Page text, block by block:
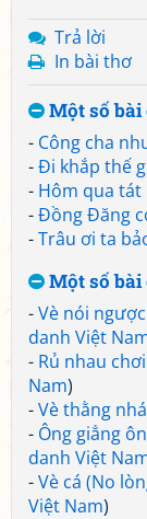
Trả lời
In bài thơ
Một số
- Công cha
-Đi khắp thế
- Hôm qua
-Đồng Đăng
-Trâu ơi ta
Một số
-Vè nói
danh Việt
- Rủ nhau
Nam)
-Vè thằng
- Ông giẳng
danh Việt
-Vè cá (No
Việt Nam)